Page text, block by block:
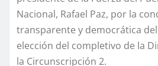
Nacional, Rafael Paz, por la
transparente y democrática
elección del completivo de la
la Circunscripción 2.